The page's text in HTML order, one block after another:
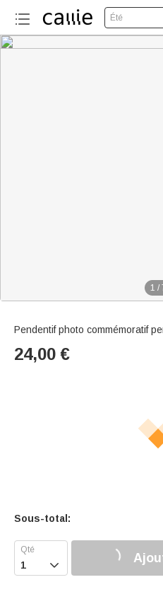
Été
1 /
Pendentif photo commémoratif
24,00 €
Sous-total:
